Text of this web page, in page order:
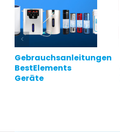
Gebrauchsanleitungen
BestElements
Geräte